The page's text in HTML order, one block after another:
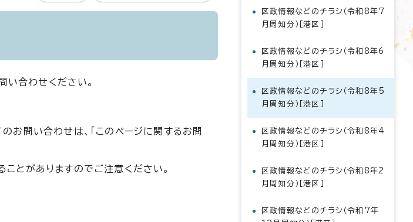
い合わせください。
お問い合わせは、「このページに関するお問
ことがありますのでご注意ください。
区政情報などのチラシ（令和8年7
月周知分）［港区］
区政情報などのチラシ（令和8年6
月周知分）［港区］
区政情報などのチラシ（令和8年5
月周知分）［港区］
区政情報などのチラシ（令和8年4
月周知分）［港区］
区政情報などのチラシ（令和8年2
月周知分）［港区］
区政情報などのチラシ（令和7年